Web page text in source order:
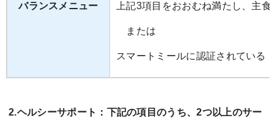
バランスメニュー 上記3項目をおおむね満たし、主
または
スマートミールに認証されている
2.ヘルシーサポート：下記の項目のうち、2つ以上のサー